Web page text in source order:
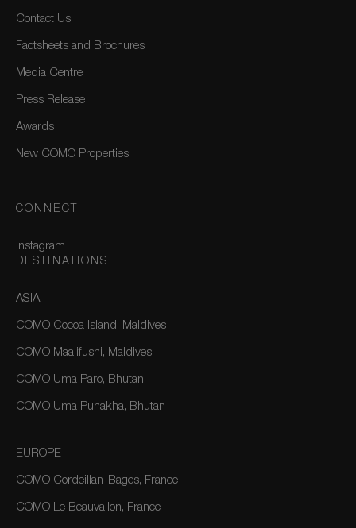
Contact Us
Factsheets and Brochures
Media Centre
Press Release
Awards
New COMO Properties
CONNECT
Instagram
DESTINATIONS
ASIA
COMO Cocoa Island, Maldives
COMO Maalifushi, Maldives
COMO Uma Paro, Bhutan
COMO Uma Punakha, Bhutan
EUROPE
COMO Cordeillan-Bages, France
COMO Le Beauvallon, France